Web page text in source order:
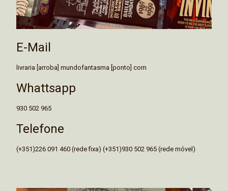
E-Mail
livraria [arroba] mundofantasma [ponto] com
Whattsapp
930 502 965
Telefone
(+351)226 091 460 (rede fixa) (+351)930 502 965 (rede móvel)